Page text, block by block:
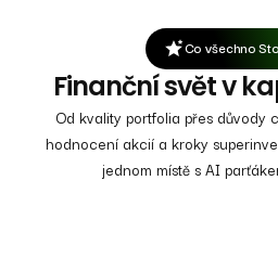
Co všechno
Finanční svět v
Od kvality portfolia přes důvody
hodnocení akcií a kroky
jednom místě s AI